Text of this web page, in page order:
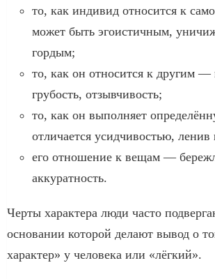
то, как индивид относится к
может быть эгоистичным,
гордым;
то, как он относится к другим —
грубость, отзывчивость;
то, как он выполняет
отличается усидчивостью, ленив
его отношение к вещам —
аккуратность.
Черты характера люди часто
основании которой делают вывод о
характер» у человека или «лёгкий».